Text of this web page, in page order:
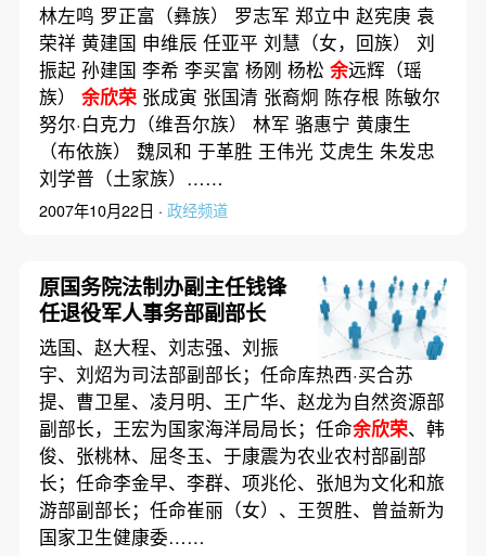
林左鸣 罗正富（彝族） 罗志军 郑立中 赵宪庚 袁
荣祥 黄建国 申维辰 任亚平 刘慧（女，回族） 刘
振起 孙建国 李希 李买富 杨刚 杨松 余远辉（瑶
族） 余欣荣张成寅 张国清 张裔炯 陈存根 陈敏尔
努尔·白克力（维吾尔族） 林军 骆惠宁 黄康生
（布依族） 魏凤和 于革胜 王伟光 艾虎生 朱发忠
刘学普（土家族）……
2007年10月22日 · 政经频道
原国务院法制办副主任钱锋
任退役军人事务部副部长
选国、赵大程、刘志强、刘振
宇、刘炤为司法部副部长；任命库热西·买合苏
提、曹卫星、凌月明、王广华、赵龙为自然资源部
副部长，王宏为国家海洋局局长；任命余欣荣、韩
俊、张桃林、屈冬玉、于康震为农业农村部副部
长；任命李金早、李群、项兆伦、张旭为文化和旅
游部副部长；任命崔丽（女）、王贺胜、曾益新为
国家卫生健康委……